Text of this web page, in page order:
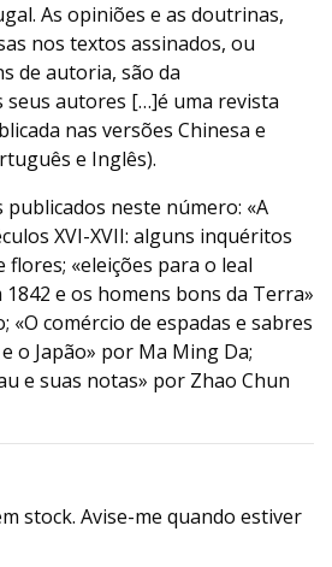
As opiniões e as doutrinas,
nos textos assinados, ou
de autoria, são da
seus autores […]é uma revista
nas versões Chinesa e
e Inglês).
neste número: «A
XVI-XVII: alguns inquéritos
«eleições para o leal
1842 e os homens bons da Terra»
«O comércio de espadas e sabres
o Japão» por Ma Ming Da;
e suas notas» por Zhao Chun
stock. Avise-me quando estiver